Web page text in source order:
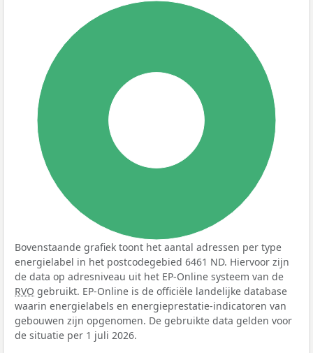
Bovenstaande grafiek toont het aantal adressen per type
energielabel in het postcodegebied 6461 ND. Hiervoor zijn
de data op adresniveau uit het EP-Online systeem van de
RVO gebruikt. EP-Online is de officiële landelijke database
waarin energielabels en energieprestatie-indicatoren van
gebouwen zijn opgenomen. De gebruikte data gelden voor
de situatie per 1 juli 2026.